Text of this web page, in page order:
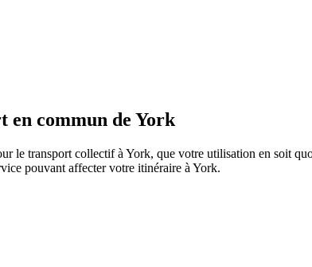
en commun de York
le transport collectif à York, que votre utilisation en soit
pouvant affecter votre itinéraire à York.